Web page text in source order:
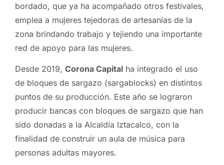
bordado, que ya ha acompañado otros festivales,
emplea a mujeres tejedoras de artesanías de la
zona brindando trabajo y tejiendo una importante
red de apoyo para las mujeres.
Desde 2019, Corona Capital ha integrado el uso
de bloques de sargazo (sargablocks) en distintos
puntos de su producción. Este año se lograron
producir bancas con bloques de sargazo que han
sido donadas a la Alcaldía Iztacalco, con la
finalidad de construir un aula de música para
personas adultas mayores.